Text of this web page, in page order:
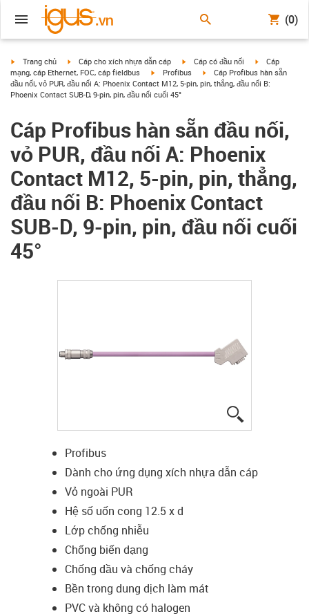
(0)
igus-icon-arrow-right
Trang chủ igus-icon-arrow-right
Cáp cho xích nhựa dẫn cáp igus-icon-arrow-right
Cáp có đầu nối igus-icon-
Cáp
mạng, cáp Ethernet, FOC, cáp fieldbus
igus-icon-arrow-right
Profibus igus-icon-arrow-right
Cáp Profibus hàn sẵn
đầu nối, vỏ PUR, đầu nối A: Phoenix Contact M12, 5-pin, pin, thẳng, đầu nối B:
Phoenix Contact SUB-D, 9-pin, pin, đầu nối cuối 45°
Cáp Profibus hàn sẵn đầu nối,
vỏ PUR, đầu nối A: Phoenix
Contact M12, 5-pin, pin, thẳng,
đầu nối B: Phoenix Contact
SUB-D, 9-pin, pin, đầu nối cuối
45°
Profibus
Dành cho ứng dụng xích nhựa dẫn cáp
Vỏ ngoài PUR
Hệ số uốn cong 12.5 x d
Lớp chống nhiễu
Chống biến dạng
Chống dầu và chống cháy
Bền trong dung dịch làm mát
PVC và không có halogen